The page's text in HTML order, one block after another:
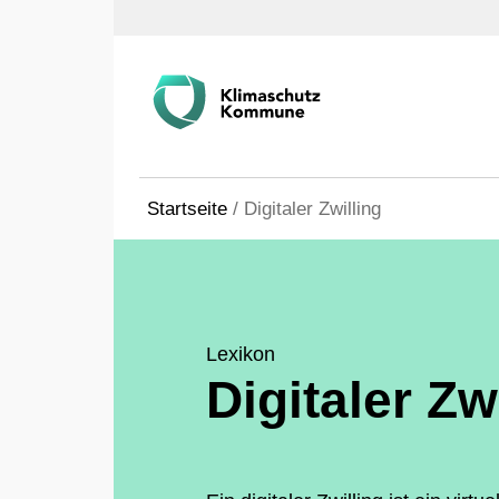
Startseite / Digitaler Zwilling
Lexikon
Digitaler